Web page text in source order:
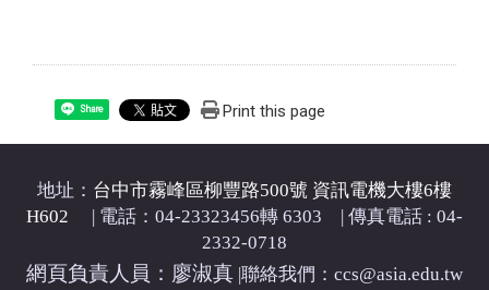
Share Print this page
地址： 台中市霧峰區柳豐路500號 資訊電機大樓6樓
H602 | 電話：04-23323456轉 6303 | 傳真電話 : 04-
2332-0718
網頁負責人員：廖淑真 聯絡我們：ccs@asia.edu.tw